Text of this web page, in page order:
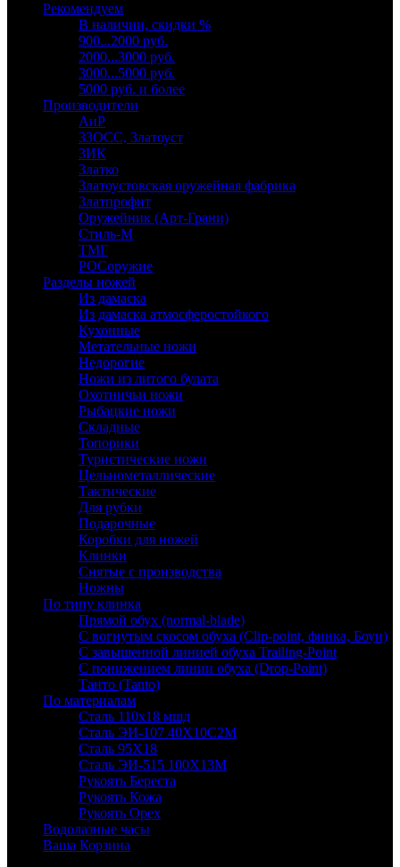
Рекомендуем
В наличии, скидки %
900...2000 руб.
2000...3000 руб.
3000...5000 руб.
5000 руб. и более
Производители
АиР
ЗЗОСС, Златоуст
ЗИК
Златко
Златоустовская оружейная фабрика
Златпрофит
Оружейник (Арт-Грани)
Стиль-М
ТМГ
РОСоружие
Разделы ножей
Из дамаска
Из дамаска атмосферостойкого
Кухонные
Метательные ножи
Недорогие
Ножи из литого булата
Охотничьи ножи
Рыбацкие ножи
Складные
Топорики
Туристические ножи
Цельнометаллические
Тактические
Для рубки
Подарочные
Коробки для ножей
Клинки
Снятые с производства
Ножны
По типу клинка
Прямой обух (normal-blade)
С вогнутым скосом обуха (Clip-point, финка, Боуи)
С завышенной линией обуха Trailing-Point
С понижением линии обуха (Drop-Point)
Танто (Tanto)
По материалам
Сталь 110х18 мшд
Сталь ЭИ-107 40Х10С2М
Сталь 95Х18
Сталь ЭИ-515 100Х13М
Рукоять Береста
Рукоять Кожа
Рукоять Орех
Водолазные часы
Ваша Корзина